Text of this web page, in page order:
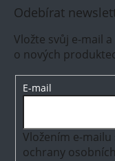
Odebírat
Vložte svůj e-mail
o nových
E-mail
Vložením e-
ochrany